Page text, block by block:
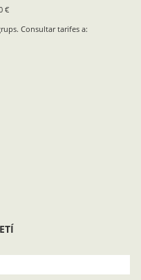
€
Consultar tarifes a: